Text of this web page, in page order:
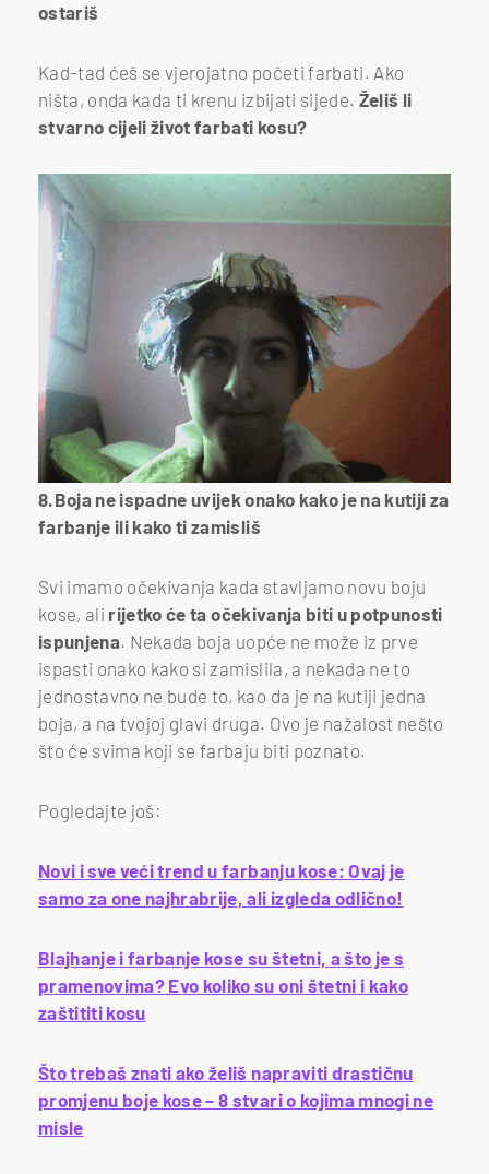
ostariš
Kad-tad ćeš se vjerojatno početi farbati. Ako
ništa, onda kada ti krenu izbijati sijede. Želiš li
stvarno cijeli život farbati kosu?
8.Boja ne ispadne uvijek onako kako je na kutiji za
farbanje ili kako ti zamisliš
Svi imamo očekivanja kada stavljamo novu boju
kose, ali rijetko će ta očekivanja biti u potpunosti
ispunjena. Nekada boja uopće ne može iz prve
ispasti onako kako si zamislila, a nekada ne to
jednostavno ne bude to, kao da je na kutiji jedna
boja, a na tvojoj glavi druga. Ovo je nažalost nešto
što će svima koji se farbaju biti poznato.
Pogledajte još:
Novi i sve veći trend u farbanju kose: Ovaj je
samo za one najhrabrije, ali izgleda odlično!
Blajhanje i farbanje kose su štetni, a što je s
pramenovima? Evo koliko su oni štetni i kako
zaštititi kosu
Što trebaš znati ako želiš napraviti drastičnu
promjenu boje kose – 8 stvari o kojima mnogi ne
misle